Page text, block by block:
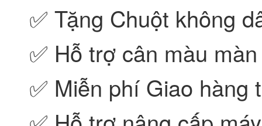
✅ Tặng Chuột không
✅ Hỗ trợ cân màu
✅ Miễn phí Giao hàng